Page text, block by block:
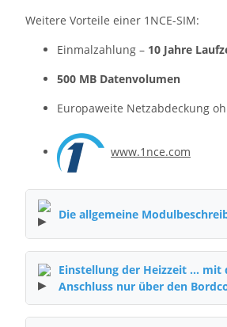
Weitere Vorteile einer 1NCE-SIM:
Einmalzahlung – 10 Jahre
500 MB Datenvolumen
Europaweite Netzabdeckung
www.1nce.com
Die allgemeine
Einstellung der Heizzeit ... mit
Anschluss nur über den